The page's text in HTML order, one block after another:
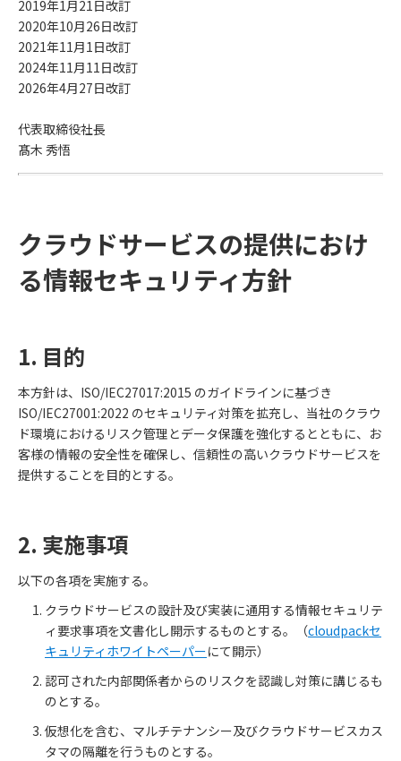
2019年1月21日改訂
2020年10月26日改訂
2021年11月1日改訂
2024年11月11日改訂
2026年4月27日改訂
代表取締役社長
髙木 秀悟
クラウドサービスの提供におけ
る情報セキュリティ方針
1. 目的
本方針は、ISO/IEC27017:2015 のガイドラインに基づき
ISO/IEC27001:2022 のセキュリティ対策を拡充し、当社のクラウ
ド環境におけるリスク管理とデータ保護を強化するとともに、お
客様の情報の安全性を確保し、信頼性の高いクラウドサービスを
提供することを目的とする。
2. 実施事項
以下の各項を実施する。
クラウドサービスの設計及び実装に通用する情報セキュリテ
ィ要求事項を文書化し開示するものとする。（cloudpackセ
キュリティホワイトペーパーにて開示）
認可された内部関係者からのリスクを認識し対策に講じるも
のとする。
仮想化を含む、マルチテナンシー及びクラウドサービスカス
タマの隔離を行うものとする。